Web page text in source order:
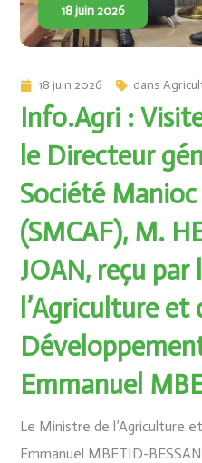
18 juin 2026
18 juin 2026 dans
Info.Agri :
le Directeur
Société
(SMCAF), M.
JOAN, reçu
l’Agriculture et
Emmanuel
Le Ministre de l’Agriculture
Emmanuel MBETID-